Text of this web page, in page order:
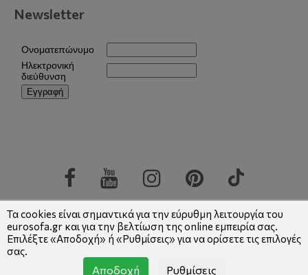
Newsletter
Copyright © 2026 Eurosofa|Αρ.ΓΕΜΗ: 004922701000
Τα cookies είναι σημαντικά για την εύρυθμη λειτουργία του
eurosofa.gr και για την βελτίωση της online εμπειρία σας.
Επιλέξτε «Αποδοχή» ή «Ρυθμίσεις» για να ορίσετε τις επιλογές
σας.
Αποδοχή Ρυθμίσεις